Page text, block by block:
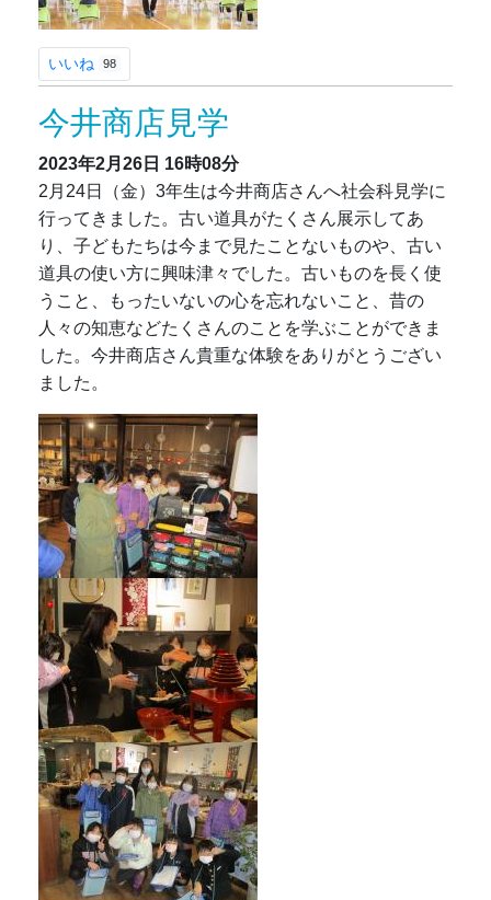
いいね 98
今井商店見学
2023年2月26日 16時08分
2月24日（金）3年生は今井商店さんへ社会科見学に
行ってきました。古い道具がたくさん展示してあ
り、子どもたちは今まで見たことないものや、古い
道具の使い方に興味津々でした。古いものを長く使
うこと、もったいないの心を忘れないこと、昔の
人々の知恵などたくさんのことを学ぶことができま
した。今井商店さん貴重な体験をありがとうござい
ました。